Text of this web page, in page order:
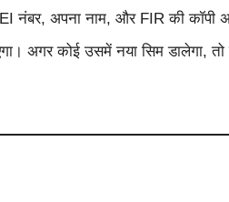
नंबर, अपना नाम, और FIR की कॉपी
अगर कोई उसमें नया सिम डालेगा,